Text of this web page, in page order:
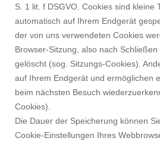
S. 1 lit. f DSGVO. Cookies sind kleine
automatisch auf Ihrem Endgerät
der von uns verwendeten Cookies
Browser-Sitzung, also nach
gelöscht (sog. Sitzungs-Cookies).
auf Ihrem Endgerät und ermöglichen
beim nächsten Besuch
Cookies).
Die Dauer der Speicherung können
Cookie-Einstellungen Ihres